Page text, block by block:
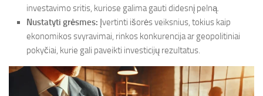
investavimo sritis, kuriose galima gauti didesnį pelną.
Nustatyti grėsmes: Įvertinti išorės veiksnius, tokius kaip
ekonomikos svyravimai, rinkos konkurencija ar geopolitiniai
pokyčiai, kurie gali paveikti investicijų rezultatus.